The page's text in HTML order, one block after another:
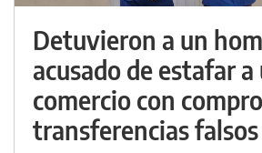
Detuvieron a un
acusado de estafar a
comercio con
transferencias falsos